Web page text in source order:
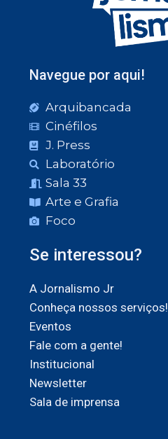
Navegue por aqui!
Arquibancada
Cinéfilos
J. Press
Laboratório
Sala 33
Arte e Grafia
Foco
Se interessou?
A Jornalismo Jr
Conheça nossos serviços!
Eventos
Fale com a gente!
Institucional
Newsletter
Sala de imprensa